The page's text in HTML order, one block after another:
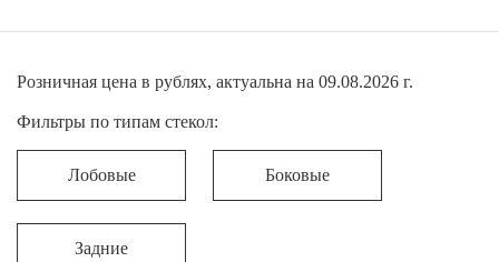
Розничная цена в рублях, актуальна на 09.08.2026 г.
Фильтры по типам стекол:
Лобовые Боковые
Задние